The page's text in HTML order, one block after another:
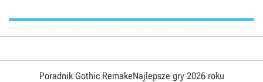
Poradnik Gothic RemakeNajlepsze gry 2026 roku